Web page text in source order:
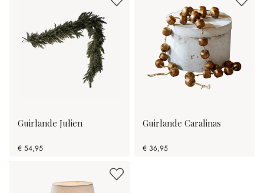
Guirlande Julien
€ 54,95
Guirlande Caralinas
€ 36,95